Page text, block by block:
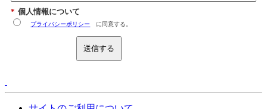
* 個人情報について
プライバシーポリシー に同意する。
送信する